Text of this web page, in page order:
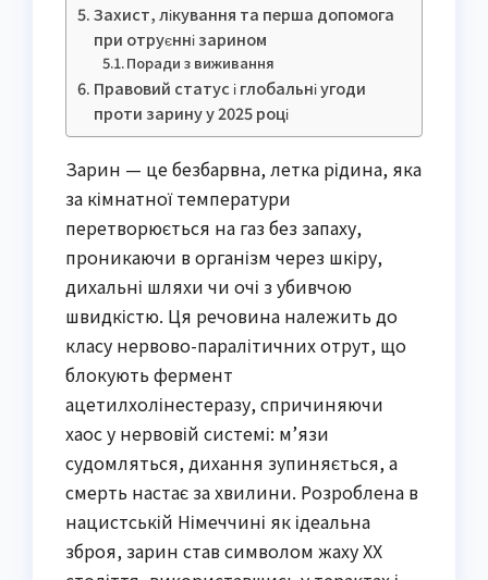
Захист, лікування та перша допомога
при отруєнні зарином
Поради з виживання
Правовий статус і глобальні угоди
проти зарину у 2025 році
Зарин — це безбарвна, летка рідина, яка
за кімнатної температури
перетворюється на газ без запаху,
проникаючи в організм через шкіру,
дихальні шляхи чи очі з убивчою
швидкістю. Ця речовина належить до
класу нервово-паралітичних отрут, що
блокують фермент
ацетилхолінестеразу, спричиняючи
хаос у нервовій системі: м’язи
судомляться, дихання зупиняється, а
смерть настає за хвилини. Розроблена в
нацистській Німеччині як ідеальна
зброя, зарин став символом жаху XX